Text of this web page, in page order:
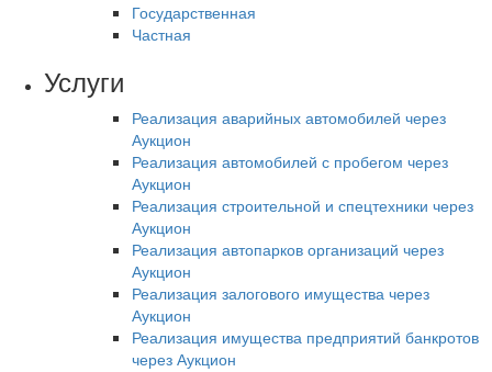
Государственная
Частная
Услуги
Реализация аварийных автомобилей через
Аукцион
Реализация автомобилей с пробегом через
Аукцион
Реализация строительной и спецтехники через
Аукцион
Реализация автопарков организаций через
Аукцион
Реализация залогового имущества через
Аукцион
Реализация имущества предприятий банкротов
через Аукцион